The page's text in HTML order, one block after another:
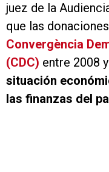
juez de la
que las
Convergència
(CDC) entre 2008
situación
las finanzas del